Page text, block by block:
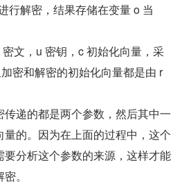
行解密，结果存储在变量 o 当
文，u 密钥，c 初始化向量，采
密和解密的初始化向量都是由 r
递的都是两个参数，然后其中一
的。因为在上面的过程中，这个
分析这个参数的来源，这样才能
。